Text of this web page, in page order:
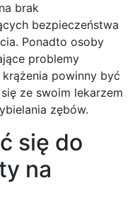
brak
bezpieczeństwa
Ponadto osoby
problemy
powinny być
ze swoim lekarzem
zębów.
się do
na